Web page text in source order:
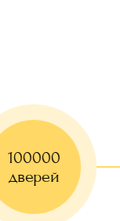
100000
дверей